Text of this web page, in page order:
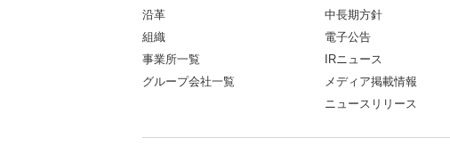
沿革
組織
事業所一覧
グループ会社一覧
中長期方針
電子公告
IRニュース
メディア掲載情報
ニュースリリース